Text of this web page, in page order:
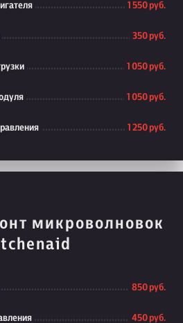
1 550 руб.
350 руб.
1 050 руб.
1 050 руб.
1 250 руб.
микроволновок
850 руб.
450 руб.